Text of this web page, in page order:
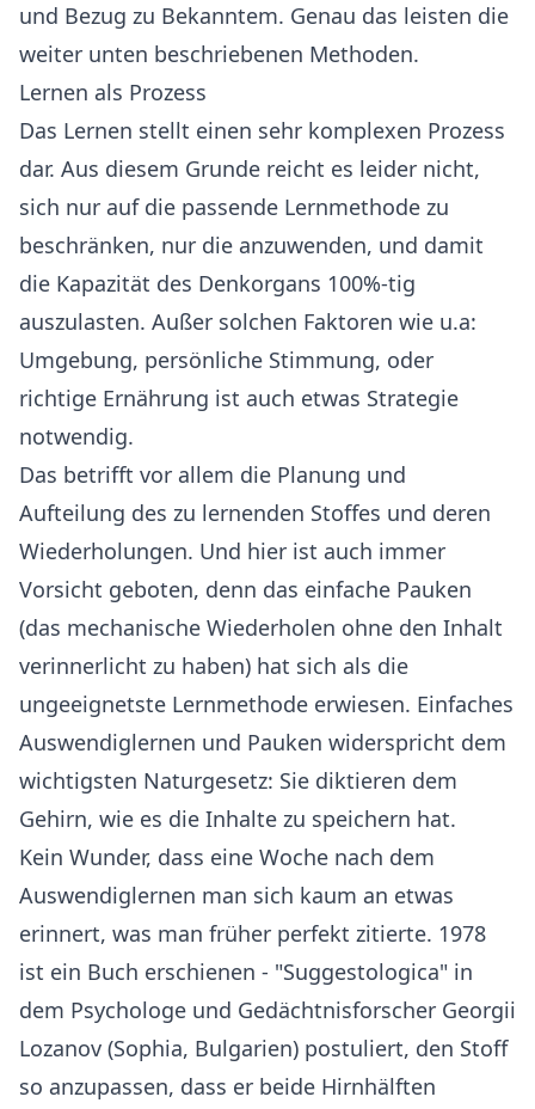
und Bezug zu Bekanntem. Genau das leisten die
weiter unten beschriebenen Methoden.
Lernen als Prozess
Das Lernen stellt einen sehr komplexen Prozess
dar. Aus diesem Grunde reicht es leider nicht,
sich nur auf die passende Lernmethode zu
beschränken, nur die anzuwenden, und damit
die Kapazität des Denkorgans 100%-tig
auszulasten. Außer solchen Faktoren wie u.a:
Umgebung, persönliche Stimmung, oder
richtige Ernährung ist auch etwas Strategie
notwendig.
Das betrifft vor allem die Planung und
Aufteilung des zu lernenden Stoffes und deren
Wiederholungen. Und hier ist auch immer
Vorsicht geboten, denn das einfache Pauken
(das mechanische Wiederholen ohne den Inhalt
verinnerlicht zu haben) hat sich als die
ungeeignetste Lernmethode erwiesen. Einfaches
Auswendiglernen und Pauken widerspricht dem
wichtigsten Naturgesetz: Sie diktieren dem
Gehirn, wie es die Inhalte zu speichern hat.
Kein Wunder, dass eine Woche nach dem
Auswendiglernen man sich kaum an etwas
erinnert, was man früher perfekt zitierte. 1978
ist ein Buch erschienen - "Suggestologica" in
dem Psychologe und Gedächtnisforscher Georgii
Lozanov (Sophia, Bulgarien) postuliert, den Stoff
so anzupassen, dass er beide Hirnhälften